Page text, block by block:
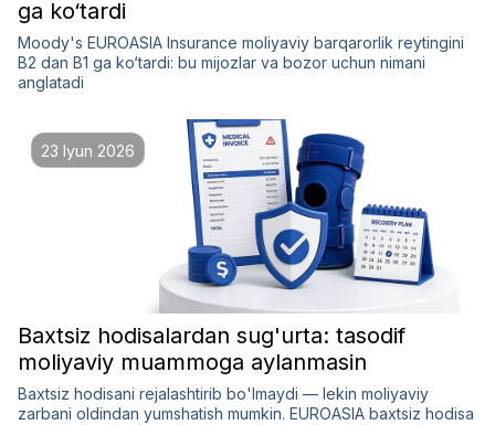
ga ko‘tardi
Moody's EUROASIA Insurance moliyaviy barqarorlik reytingini
B2 dan B1 ga ko‘tardi: bu mijozlar va bozor uchun nimani
anglatadi
23 Iyun 2026
Baxtsiz hodisalardan sug'urta: tasodif
moliyaviy muammoga aylanmasin
Baxtsiz hodisani rejalashtirib bo'lmaydi — lekin moliyaviy
zarbani oldindan yumshatish mumkin. EUROASIA baxtsiz hodisa